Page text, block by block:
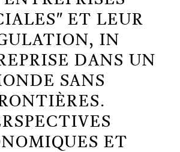
ET LEUR
IN
DANS UN
SANS
ET